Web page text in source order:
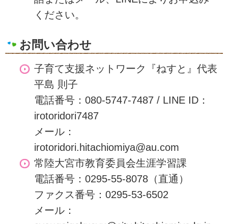
ください。
お問い合わせ
子育て支援ネットワーク『ねすと』代表
平島 則子
電話番号：080-5747-7487 / LINE ID：
irotoridori7487
メール：​​
irotoridori.hitachiomiya@au.com
常陸大宮市教育委員会生涯学習課
電話番号：0295-55-8078（直通）
ファクス番号：0295-53-6502
メール​​：